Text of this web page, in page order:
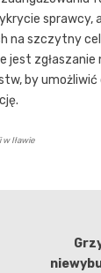
sprawcy,
na szczytny
jest zgłaszanie
by umożliwić
Iławie